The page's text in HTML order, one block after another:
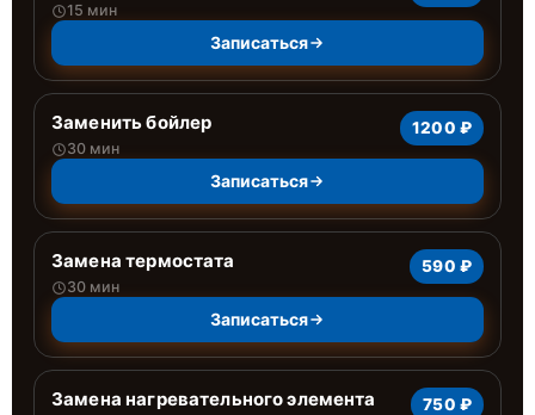
15 мин
Записаться
Заменить бойлер
30 мин
1200 ₽
Записаться
Замена термостата
30 мин
590 ₽
Записаться
Замена нагревательного элемента 750 ₽